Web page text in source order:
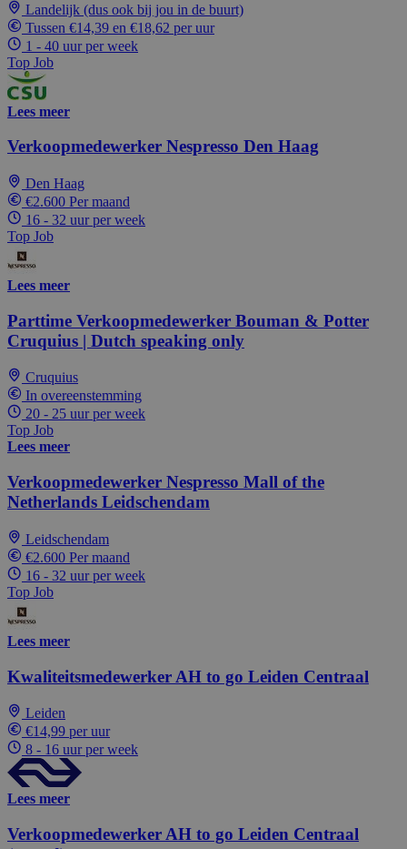
Landelijk (dus ook bij jou in de buurt)
Tussen €14,39 en €18,62 per uur
1 - 40 uur per week
Top Job
Lees meer
Verkoopmedewerker Nespresso Den Haag
Den Haag
€2.600 Per maand
16 - 32 uur per week
Top Job
Lees meer
Parttime Verkoopmedewerker Bouman & Potter
Cruquius | Dutch speaking only
Cruquius
In overeenstemming
20 - 25 uur per week
Top Job
Lees meer
Verkoopmedewerker Nespresso Mall of the
Netherlands Leidschendam
Leidschendam
€2.600 Per maand
16 - 32 uur per week
Top Job
Lees meer
Kwaliteitsmedewerker AH to go Leiden Centraal
Leiden
€14,99 per uur
8 - 16 uur per week
Lees meer
Verkoopmedewerker AH to go Leiden Centraal